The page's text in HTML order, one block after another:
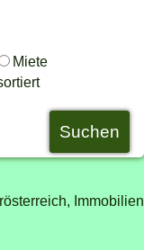
Miete
Immobilien